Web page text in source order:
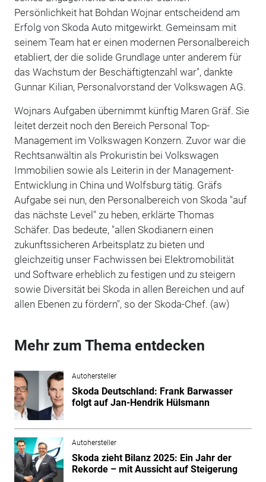
Persönlichkeit hat Bohdan Wojnar entscheidend am
Erfolg von Skoda Auto mitgewirkt. Gemeinsam mit
seinem Team hat er einen modernen Personalbereich
etabliert, der die solide Grundlage unter anderem für
das Wachstum der Beschäftigtenzahl war", dankte
Gunnar Kilian, Personalvorstand der Volkswagen AG.
Wojnars Aufgaben übernimmt künftig Maren Gräf. Sie
leitet derzeit noch den Bereich Personal Top-
Management im Volkswagen Konzern. Zuvor war die
Rechtsanwältin als Prokuristin bei Volkswagen
Immobilien sowie als Leiterin in der Management-
Entwicklung in China und Wolfsburg tätig. Gräfs
Aufgabe sei nun, den Personalbereich von Skoda "auf
das nächste Level" zu heben, erklärte Thomas
Schäfer. Das bedeute, "allen Skodianern einen
zukunftssicheren Arbeitsplatz zu bieten und
gleichzeitig unser Fachwissen bei Elektromobilität
und Software erheblich zu festigen und zu steigern
sowie Diversität bei Skoda in allen Bereichen und auf
allen Ebenen zu fördern", so der Skoda-Chef. (aw)
Mehr zum Thema entdecken
Autohersteller
Skoda Deutschland: Frank Barwasser
folgt auf Jan-Hendrik Hülsmann
Autohersteller
Skoda zieht Bilanz 2025: Ein Jahr der
Rekorde – mit Aussicht auf Steigerung